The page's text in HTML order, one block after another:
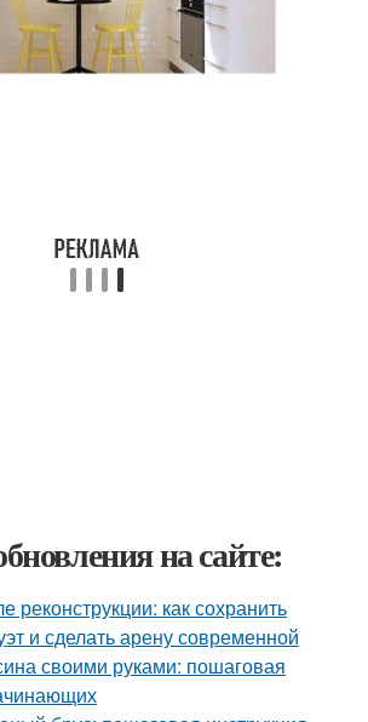
на сайте:
реконструкции: как сохранить
и сделать арену современной
своими руками: пошаговая